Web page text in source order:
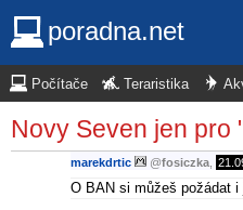
poradna.net
Počítače Teraristika
Novy Seven jen pro
marekdrtic @fosiczka
O BAN si můžeš požádat